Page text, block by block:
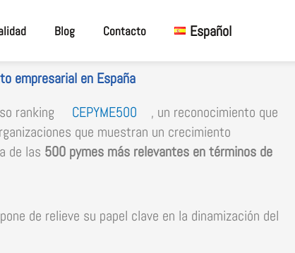
Blog Contacto Español
empresarial en España
ranking CEPYME500
, un reconocimiento que
que muestran un crecimiento
de las 500 pymes más relevantes en términos de
de relieve su papel clave en la dinamización del